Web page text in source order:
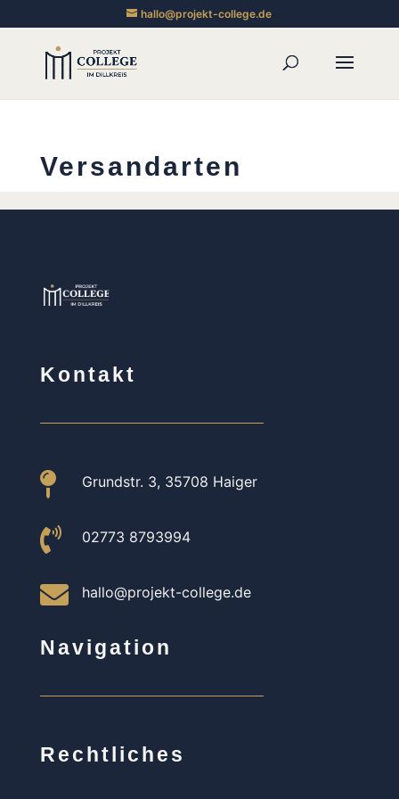
hallo@projekt-college.de
Versandarten
Kontakt
 Grundstr. 3, 35708 Haiger
 02773 8793994
 hallo@projekt-college.de
Navigation
Rechtliches